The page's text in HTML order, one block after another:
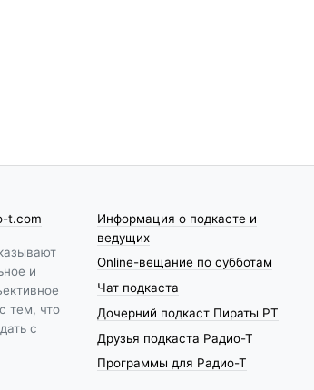
t.com
и
тем, что
с
Информация о подкасте и
ведущих
Online-вещание по субботам
Чат подкаста
Дочерний подкаст Пираты РТ
Друзья подкаста Радио-Т
Программы для Радио-Т